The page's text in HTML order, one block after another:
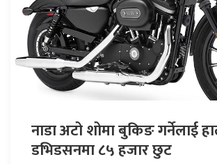
नाडा अटो शोमा बुकिङ गर्नेलाई
डभिडसनमा ८५ हजार छुट